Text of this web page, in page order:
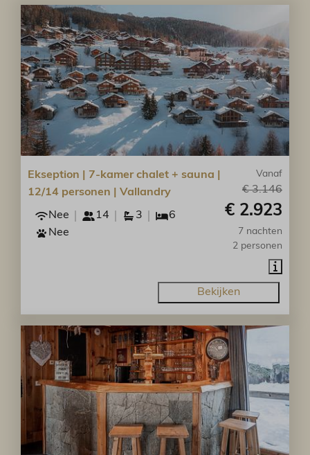
Vanaf
€ 3.146
€ 2.923
7 nachten
2 personen
Ekseption | 7-kamer chalet + sauna |
12/14 personen | Vallandry
Nee 14 3
6
Nee
Bekijken